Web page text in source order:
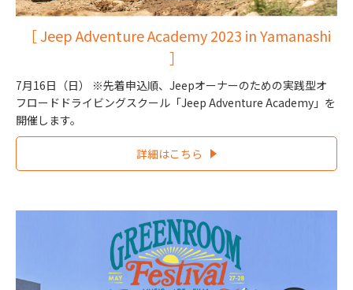
［ Jeep Adventure Academy 2023 in Yamanashi
］
7月16日（日） ※先着申込順、Jeepオーナーのための実践型オ
フロードドライビングスクール「Jeep Adventure Academy」を
開催します。
詳細はこちら